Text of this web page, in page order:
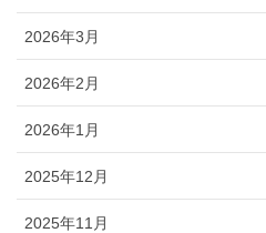
2026年3月
2026年2月
2026年1月
2025年12月
2025年11月